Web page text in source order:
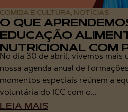
COMIDA E CULTURA, NOTÍCIAS
O QUE
EDUCAÇÃO
NUTRICIONAL COM
No dia 30 de abril, vivemos mais
nossa agenda anual de
momentos especiais reúnem a
voluntária do ICC com o...
LEIA MAIS